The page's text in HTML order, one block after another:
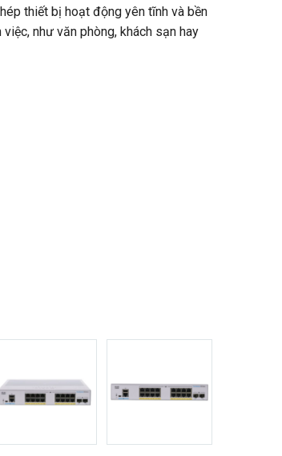
thiết bị hoạt động yên tĩnh và bền
như văn phòng, khách sạn hay